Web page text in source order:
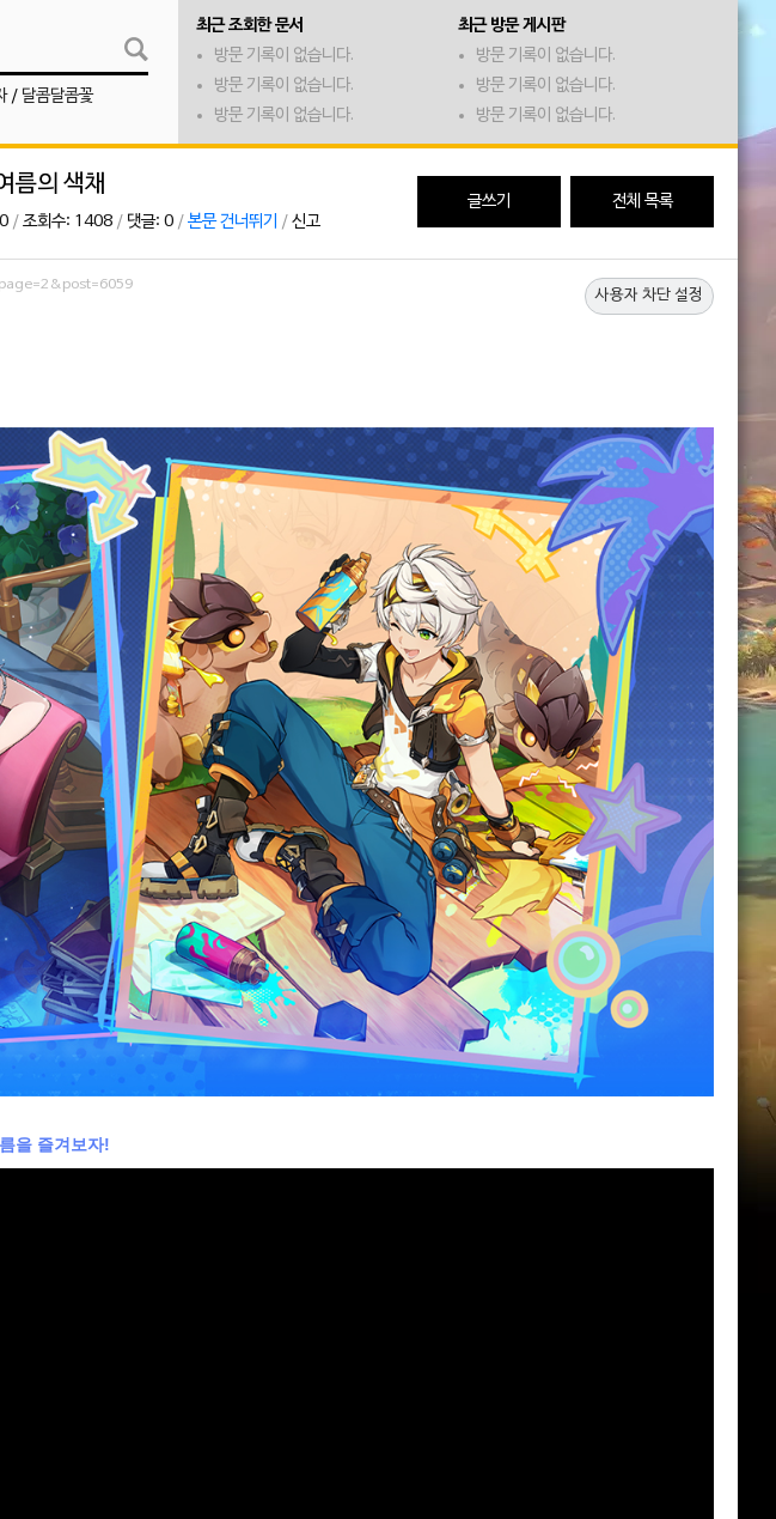
/ 달콤달콤꽃
최근 조회한 문서
방문 기록이 없습니다.
방문 기록이 없습니다.
방문 기록이 없습니다.
최근 방문 게시판
방문 기록이 없습니다.
방문 기록이 없습니다.
방문 기록이 없습니다.
름의 색채
/ 조회수: 1408 / 댓글: 0 / 본문 건너뛰기 / 신고
글쓰기 전체 목록
사용자 차단 설정
을 즐겨보자!